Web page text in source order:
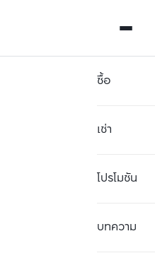
ซื้อ
เช่า
โปรโมชัน
บทความ